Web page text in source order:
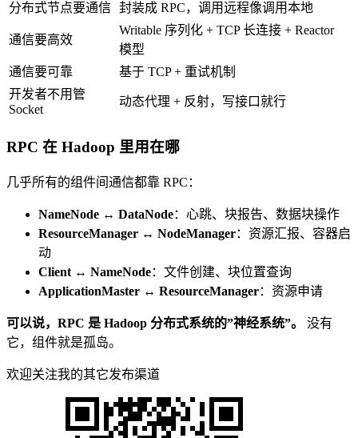
分布式节点要通信 封装成 RPC，调用远程像调用本地
通信要高效
Writable 序列化 + TCP 长连接 + Reactor
模型
通信要可靠
基于 TCP + 重试机制
开发者不用管
Socket
动态代理 + 反射，写接口就行
RPC 在 Hadoop 里用在哪
几乎所有的组件间通信都靠 RPC：
NameNode ↔ DataNode：心跳、块报告、数据块操作
ResourceManager ↔ NodeManager：资源汇报、容器启
动
Client ↔ NameNode：文件创建、块位置查询
ApplicationMaster ↔ ResourceManager：资源申请
可以说，RPC 是 Hadoop 分布式系统的”神经系统”。
没有
它，组件就是孤岛。
欢迎关注我的其它发布渠道